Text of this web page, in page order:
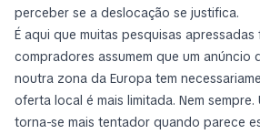
perceber se a deslocação se justifica.
É aqui que muitas pesquisas apressadas
compradores assumem que um anúncio
noutra zona da Europa tem
oferta local é mais limitada. Nem sempre.
torna-se mais tentador quando parece